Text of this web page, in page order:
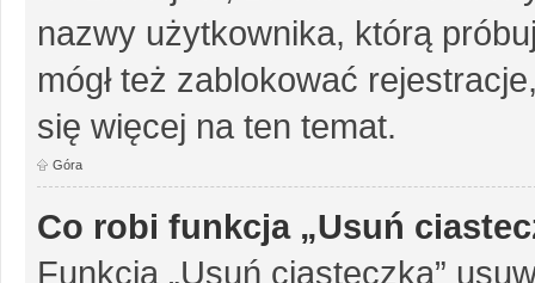
nazwy użytkownika, którą
mógł też zablokować
się więcej na ten temat.
Góra
Co robi funkcja „Usuń
Funkcja „Usuń ciasteczka”